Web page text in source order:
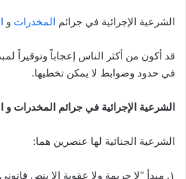
الشرعية الإجرائية في جرائم المخدرات و
قد أكون من أكثر الناس إعجاباً وتوقيراً
في حدود وضوابط لا يمكن تخطيها.
الشرعية الإجرائية في جرائم المخدرات و
الشرعية الجنائية لها عنصرين هما:
١. مبدأ “لا جريمة ولا عقوبة إلا بنص